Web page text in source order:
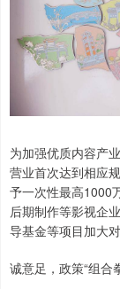
为加强优质内容产
营业首次达到相应
予一次性最高1000
后期制作等影视企
导基金等项目加大
诚意足，政策“组合